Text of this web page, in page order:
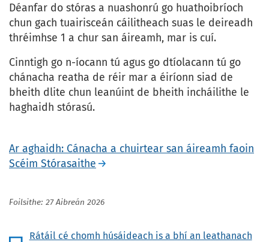
Déanfar do stóras a nuashonrú go huathoibríoch
chun gach tuairisceán cáilitheach suas le deireadh
thréimhse 1 a chur san áireamh, mar is cuí.
Cinntigh go n-íocann tú agus go dtíolacann tú go
chánacha reatha de réir mar a éiríonn siad de
bheith dlite chun leanúint de bheith incháilithe le
haghaidh stórasú.
Ar aghaidh: Cánacha a chuirtear san áireamh faoin
Scéim Stórasaithe
Foilsithe: 27 Aibreán 2026
Rátáil cé chomh húsáideach is a bhí an leathanach